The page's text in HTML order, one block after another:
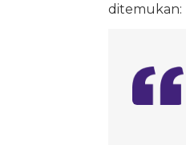
ditemukan: